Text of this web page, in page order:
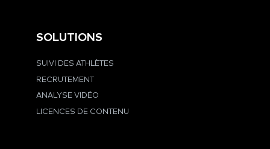
SOLUTIONS
SUIVI DES ATHLÈTES
RECRUTEMENT
ANALYSE VIDÉO
LICENCES DE CONTENU